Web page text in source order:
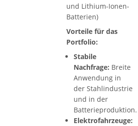
und Lithium-Ionen-
Batterien)
Vorteile für das
Portfolio:
Stabile
Nachfrage: Breite
Anwendung in
der Stahlindustrie
und in der
Batterieproduktion.
Elektrofahrzeuge: